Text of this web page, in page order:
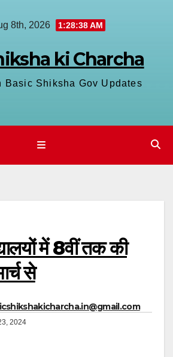
8th, 2026 1:28:39 AM
ki Charcha
Basic Shiksha Gov Updates
में 8वीं तक की
से
2024